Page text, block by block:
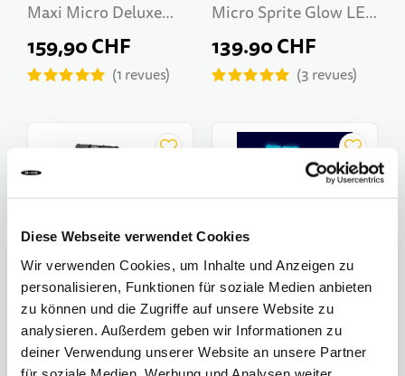
Diese Webseite verwendet Cookies
Wir verwenden Cookies, um Inhalte und Anzeigen zu
personalisieren, Funktionen für soziale Medien anbieten
zu können und die Zugriffe auf unsere Website zu
analysieren. Außerdem geben wir Informationen zu
deiner Verwendung unserer Website an unsere Partner
Maxi Micro Deluxe
Foldable Neon LED
159,90 CHF
1 revues
Micro Sprite Glow LED
White
139.90 CHF
3 revues
Micro Sprite LED
Maxi Micro Deluxe